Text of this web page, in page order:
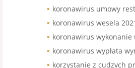
koronawirus umowy
koronawirus wesela
koronawirus wykonanie
koronawirus wypłata
korzystanie z cudzych